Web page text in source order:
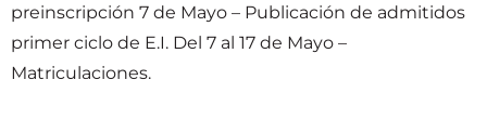
preinscripción 7 de Mayo – Publicación de admitidos
primer ciclo de E.I. Del 7 al 17 de Mayo –
Matriculaciones.